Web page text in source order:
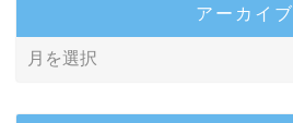
アーカイブ